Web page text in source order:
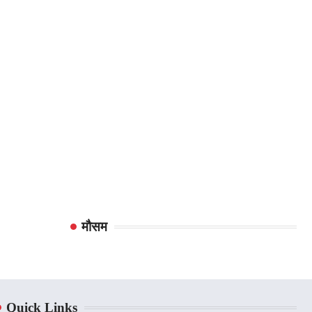
मौसम
Quick Links